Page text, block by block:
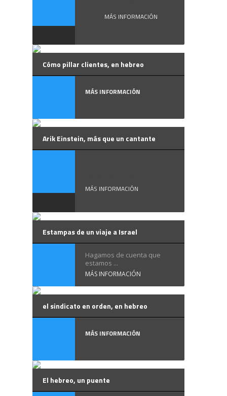
MÁS INFORMACIÓN
Cómo pillar clientes, en hebreo
MÁS INFORMACIÓN
Arik Einstein, más que un cantante
MÁS INFORMACIÓN
Estampas de un viaje a Israel
Hagamos de cuenta que
estamos ...
MÁS INFORMACIÓN
el sindicato en orden, en hebreo
MÁS INFORMACIÓN
El hebreo, un puente